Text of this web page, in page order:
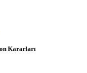
Kararları